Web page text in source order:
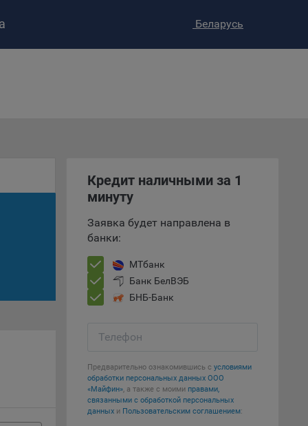
и
–
Беларусь
Кредит наличными за 1
минуту
Заявка будет направлена в
банки:
МТбанк
Банк БелВЭБ
БНБ-Банк
Телефон
Предварительно ознакомившись с условиями
обработки персональных данных ООО
«Майфин», а также с моими правами,
связанными с обработкой персональных
данных и Пользовательским соглашением: